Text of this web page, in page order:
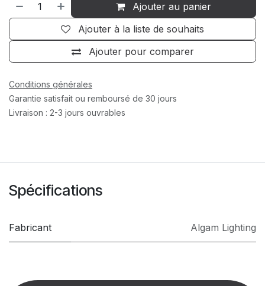
Ajouter au panier
Ajouter pour comparer
Ajouter à la liste de souhaits
Conditions générales
Garantie satisfait ou remboursé de 30 jours
Livraison : 2-3 jours ouvrables
Spécifications
Fabricant Algam Lighting